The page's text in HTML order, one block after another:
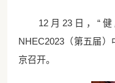
12月23日，“
NHEC2023（第五届
京召开。